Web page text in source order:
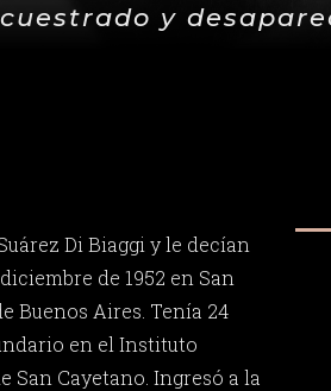
y
Di Biaggi y le decían
de 1952 en San
Buenos Aires. Tenía 24
en el Instituto
San Cayetano. Ingresó a la